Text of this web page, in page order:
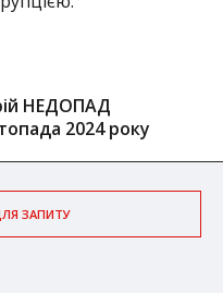
НЕДОПАД
2024 року
ЗАПИТУ